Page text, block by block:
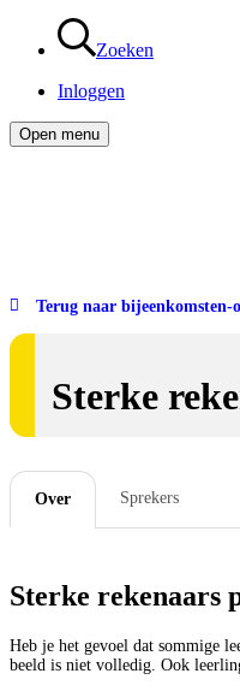
Zoeken
Inloggen
Open menu
Terug naar bijeenkomsten-
Sterke
Over Sprekers
Sterke rekenaars
Heb je het gevoel dat sommige
beeld is niet volledig. Ook